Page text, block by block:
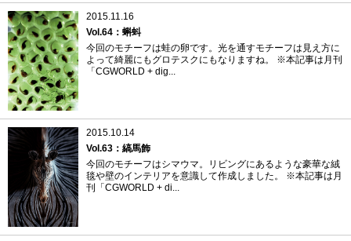
2015.11.16
Vol.64：蝌蚪
今回のモチーフは蛙の卵です。光を通すモチーフは見え方に
よって綺麗にもグロテスクにもなりますね。 ※本記事は月刊
「CGWORLD + dig...
2015.10.14
Vol.63：縞馬飾
今回のモチーフはシマウマ。リビングにあるような豪華な絨
毯や壁のインテリアを意識して作成しました。 ※本記事は月
刊「CGWORLD + di...